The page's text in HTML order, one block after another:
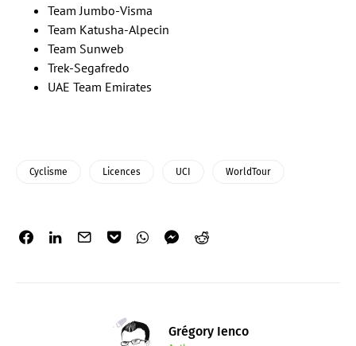
Team Jumbo-Visma
Team Katusha-Alpecin
Team Sunweb
Trek-Segafredo
UAE Team Emirates
Cyclisme Licences UCI WorldTour
Grégory Ienco